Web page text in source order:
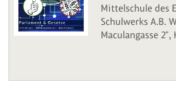
Mittelschule des
Schulwerks A.B.
Maculangasse 2",